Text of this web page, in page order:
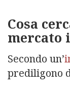
Cosa
mercato
Secondo un’
prediligono